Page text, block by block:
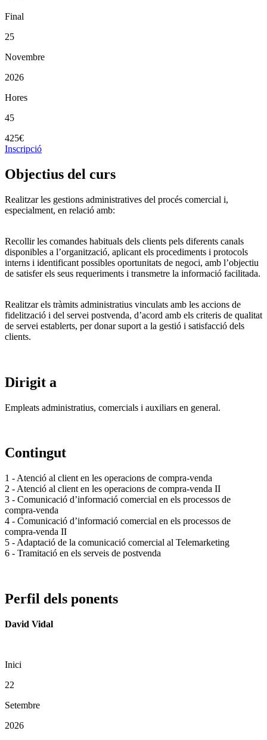
Final
25
Novembre
2026
Hores
45
425€
Inscripció
Objectius del curs
Realitzar les gestions administratives del procés comercial i,
especialment, en relació amb:
Recollir les comandes habituals dels clients pels diferents canals
disponibles a l’organització, aplicant els procediments i protocols
interns i identificant possibles oportunitats de negoci, amb l’objectiu
de satisfer els seus requeriments i transmetre la informació facilitada.
Realitzar els tràmits administratius vinculats amb les accions de
fidelització i del servei postvenda, d’acord amb els criteris de qualitat
de servei establerts, per donar suport a la gestió i satisfacció dels
clients.
Dirigit a
Empleats administratius, comercials i auxiliars en general.
Contingut
1 - Atenció al client en les operacions de compra-venda
2 - Atenció al client en les operacions de compra-venda II
3 - Comunicació d’informació comercial en els processos de
compra-venda
4 - Comunicació d’informació comercial en els processos de
compra-venda II
5 - Adaptació de la comunicació comercial al Telemarketing
6 - Tramitació en els serveis de postvenda
Perfil dels ponents
David Vidal
Inici
22
Setembre
2026